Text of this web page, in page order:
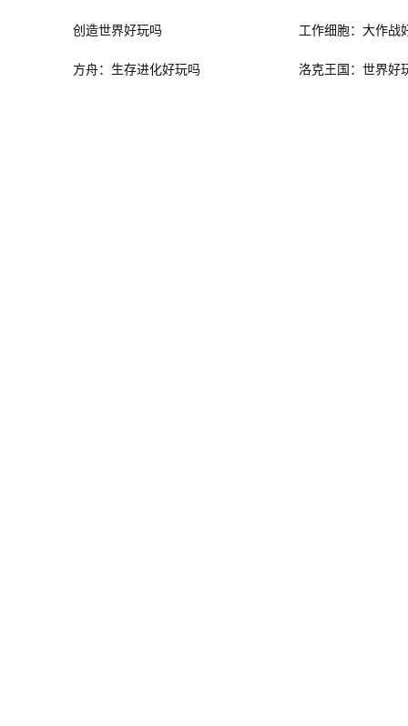
创造世界好玩吗 工作细胞：大作战
方舟：生存进化好玩吗 洛克王国：世界好